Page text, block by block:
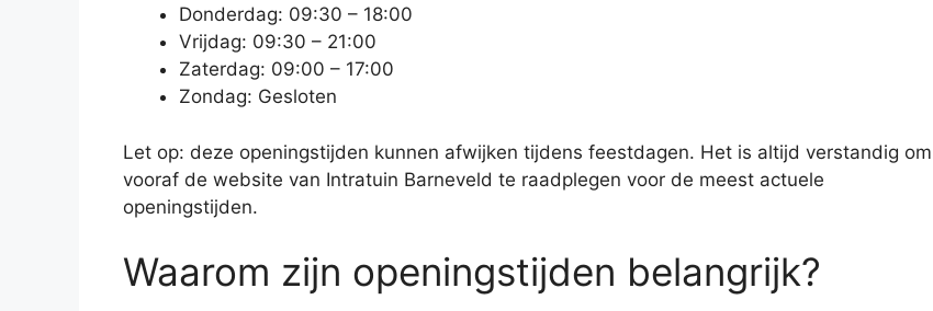
Donderdag: 09:30 – 18:00
Vrijdag: 09:30 – 21:00
Zaterdag: 09:00 – 17:00
Zondag: Gesloten
Let op: deze openingstijden kunnen afwijken tijdens feestdagen. Het is altijd verstandig om
vooraf de website van Intratuin Barneveld te raadplegen voor de meest actuele
openingstijden.
Waarom zijn openingstijden belangrijk?